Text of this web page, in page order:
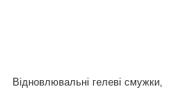
Відновлювальні гелеві смужки,